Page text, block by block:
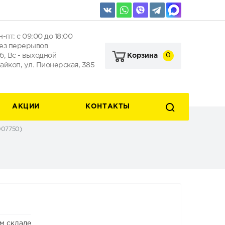
пт: с 09:00 до 18:00
перерывов
Вс - выходной
ул. Пионерская, 385
Корзина 0
АКЦИИ КОНТАКТЫ
складе